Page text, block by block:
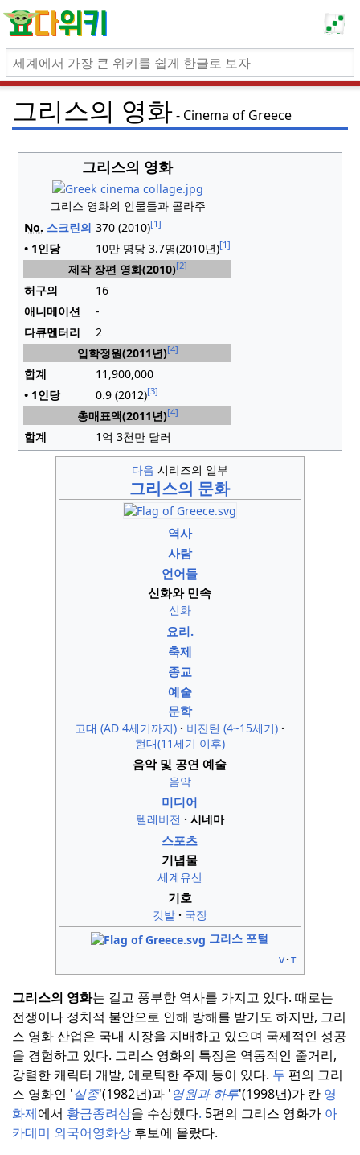
그리스의 영화 Cinema of Greece
그리스의 영화
그리스 영화의 인물들과 콜라주
No. 스크린의 370 (2010)[1]
• 1인당 10만 명당 3.7명(2010년)[1]
제작 장편 영화(2010)[2]
허구의
16
애니메이션
-
다큐멘터리
2
입학정원(2011년)[4]
합계
11,900,000
• 1인당
0.9 (2012)[3]
총매표액(2011년)[4]
합계 1억 3천만 달러
다음 시리즈의 일부
그리스의 문화
역사
사람
언어들
신화와 민속
신화
요리.
축제
종교
예술
문학
고대 (AD 4세기까지)
비잔틴 (4~15세기)
현대(11세기 이후)
음악 및 공연 예술
음악
미디어
텔레비전 시네마
스포츠
기념물
세계유산
기호
깃발
국장
그리스 포털
v t
그리스의 영화는 길고 풍부한 역사를 가지고 있다. 때로는
전쟁이나 정치적 불안으로 인해 방해를 받기도 하지만, 그리
스 영화 산업은 국내 시장을 지배하고 있으며 국제적인 성공
을 경험하고 있다. 그리스 영화의 특징은 역동적인 줄거리,
강렬한 캐릭터 개발, 에로틱한 주제 등이 있다. 두 편의 그리
스 영화인 '실종'(1982년)과 '영원과 하루'(1998년)가 칸 영
화제에서 황금종려상을 수상했다. 5편의 그리스 영화가 아
카데미 외국어영화상 후보에 올랐다.